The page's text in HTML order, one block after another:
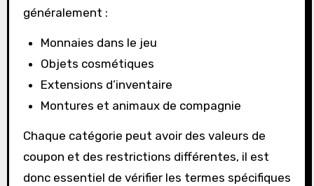
généralement :
Monnaies dans le jeu
Objets cosmétiques
Extensions d’inventaire
Montures et animaux de compagnie
Chaque catégorie peut avoir des valeurs de
coupon et des restrictions différentes, il est
donc essentiel de vérifier les termes spécifiques